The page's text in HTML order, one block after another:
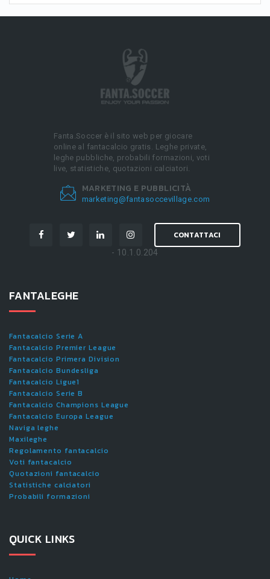
Fanta.Soccer è il sito web per giocare
online al fantacalcio gratis. Leghe private,
leghe pubbliche, probabili formazioni, voti
live, statistiche, quotazioni calciatori.
MARKETING E PUBBLICITÀ
marketing@fantasoccevillage.com
CONTATTACI
- 10.1.0.204
FANTALEGHE
Fantacalcio Serie A
Fantacalcio Premier League
Fantacalcio Primera Division
Fantacalcio Bundesliga
Fantacalcio Ligue1
Fantacalcio Serie B
Fantacalcio Champions League
Fantacalcio Europa League
Naviga leghe
Maxileghe
Regolamento fantacalcio
Voti fantacalcio
Quotazioni fantacalcio
Statistiche calciatori
Probabili formazioni
QUICK LINKS